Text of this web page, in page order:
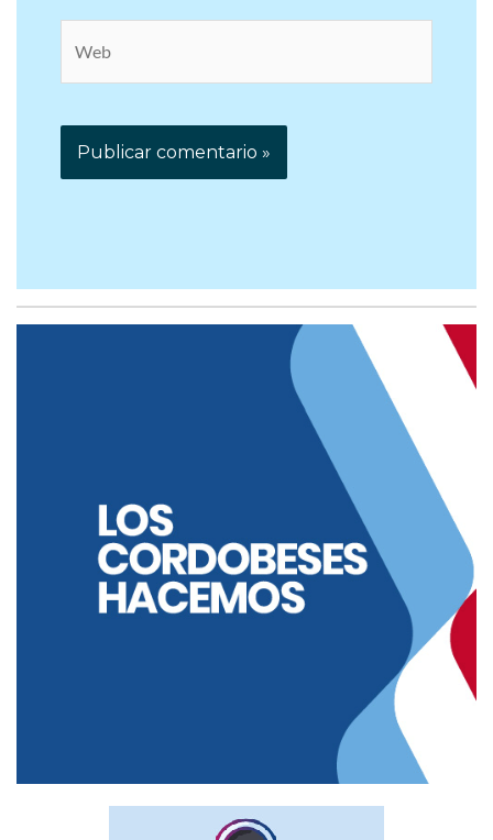
Web